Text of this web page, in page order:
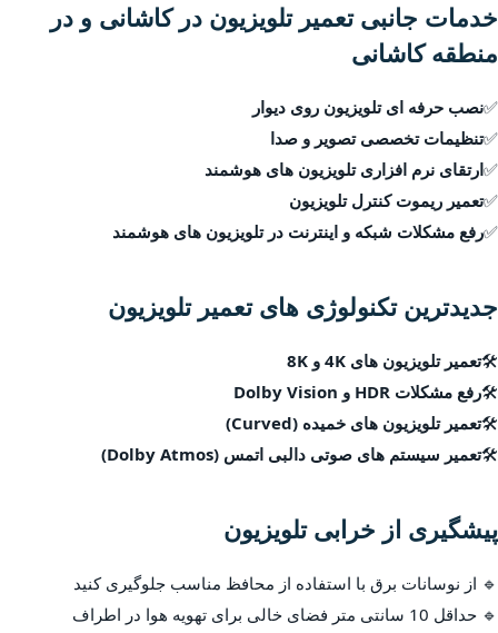
خدمات جانبی تعمیر تلویزیون در کاشانی و در
منطقه کاشانی
✅نصب حرفه ای تلویزیون روی دیوار
✅تنظیمات تخصصی تصویر و صدا
✅ارتقای نرم افزاری تلویزیون های هوشمند
✅تعمیر ریموت کنترل تلویزیون
✅رفع مشکلات شبکه و اینترنت در تلویزیون های هوشمند
جدیدترین تکنولوژی های تعمیر تلویزیون
🛠تعمیر تلویزیون های 4K و 8K
🛠رفع مشکلات HDR و Dolby Vision
🛠تعمیر تلویزیون های خمیده (Curved)
🛠تعمیر سیستم های صوتی دالبی اتمس (Dolby Atmos)
پیشگیری از خرابی تلویزیون
🔹 از نوسانات برق با استفاده از محافظ مناسب جلوگیری کنید
🔹 حداقل 10 سانتی متر فضای خالی برای تهویه هوا در اطراف